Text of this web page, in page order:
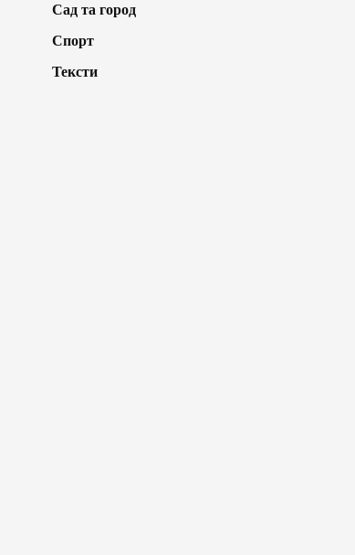
Сад та город
Спорт
Тексти